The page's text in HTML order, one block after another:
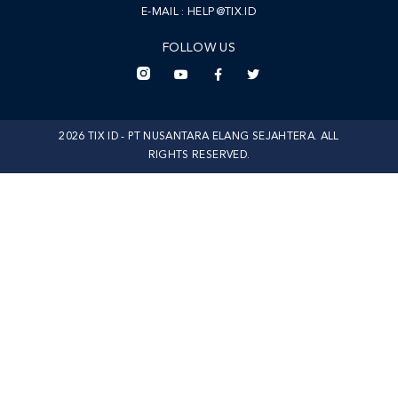
E-MAIL : HELP@TIX.ID
FOLLOW US
2026 TIX ID - PT NUSANTARA ELANG SEJAHTERA. ALL
RIGHTS RESERVED.